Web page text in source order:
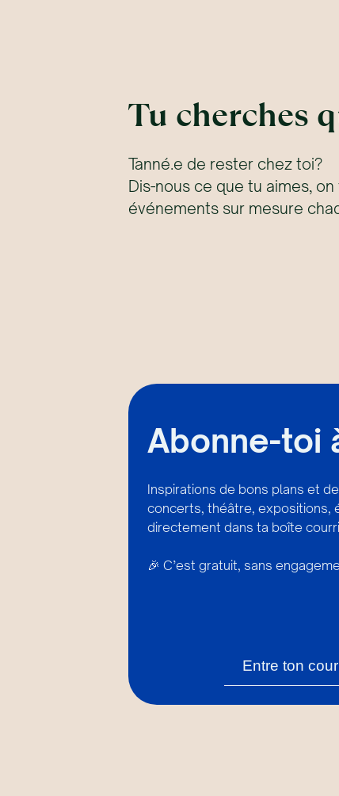
Tu cherches
Tanné.e de rester chez toi?
Dis-nous ce que tu aimes,
événements sur mesure
Abonne-toi
Inspirations de bons plans et
concerts, théâtre, expositions,
directement dans ta boîte
🎉 C’est gratuit, sans